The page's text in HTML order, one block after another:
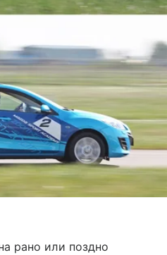
рано или поздно